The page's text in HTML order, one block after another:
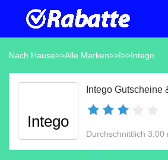
Nach Hause>>Alle Marken>>I>>Intego
Intego
Durchschnittlich 3.00